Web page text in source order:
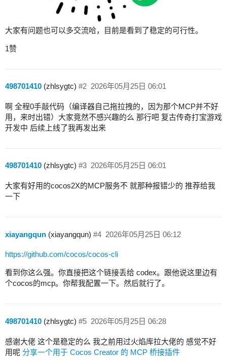
大家有问题也可以多交流哈，目前是看到了稳定的可行性。
1赞
498701410 (zhlsygtc) 2026年05月25日 06:01
#2
啊 全程0手敲代码（编译器自己拖拉拽的，因为那个MCP并不好
用，来时出错）大家竟然不感兴趣的么 那行吧 复古传奇打宝游戏
开发中 后续上线了我再发出来
498701410 (zhlsygtc) 2026年05月25日 06:01
#3
大家有好用的cocos2X的MCP服务不 就那种报错少的 推荐给我
一下
xiayangqun (xiayangqun) 2026年05月25日 06:12
#4
https://github.com/cocos/cocos-cli
看到你这么强。你直接把这个链接丢给 codex。跟他说这里边有
个cocos的mcp。你帮我配置一下。然后就行了。
498701410 (zhlsygtc) 2026年05月25日 06:28
#5
感谢大佬 这个是稳定的么 我之前用过火焰库拉大佬的 感觉不好
用呢 分享一个用于 Cocos Creator 的 MCP 桥接插件